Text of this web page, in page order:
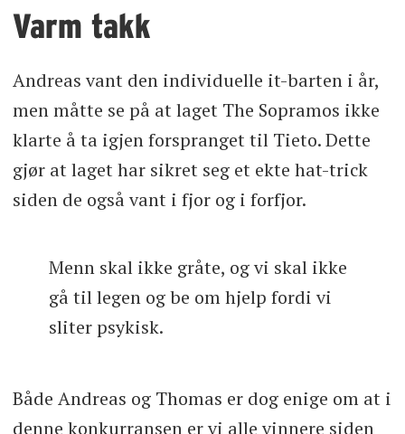
Varm takk
Andreas vant den individuelle it-barten i år,
men måtte se på at laget The Sopramos ikke
klarte å ta igjen forspranget til Tieto. Dette
gjør at laget har sikret seg et ekte hat-trick
siden de også vant i fjor og i forfjor.
Menn skal ikke gråte, og vi skal ikke
gå til legen og be om hjelp fordi vi
sliter psykisk.
Både Andreas og Thomas er dog enige om at i
denne konkurransen er vi alle vinnere siden